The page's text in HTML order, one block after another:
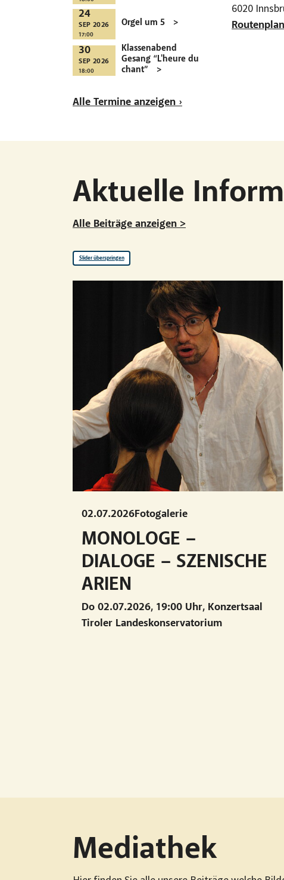
24
SEP 2026
17:00
Orgel um 5
30
SEP 2026
18:00
Klassenabend
Gesang “L'heure du
chant”
Alle Termine anzeigen ›
6020
Aktuelle
Alle Beiträge anzeigen >
02.07.2026Fotogalerie
MONOLOGE –
DIALOGE – SZENISCHE
ARIEN
Do 02.07.2026, 19:00 Uhr, Konzertsaal
Tiroler Landeskonservatorium
Mediathek
Hier finden Sie alle unsere Beiträge welche